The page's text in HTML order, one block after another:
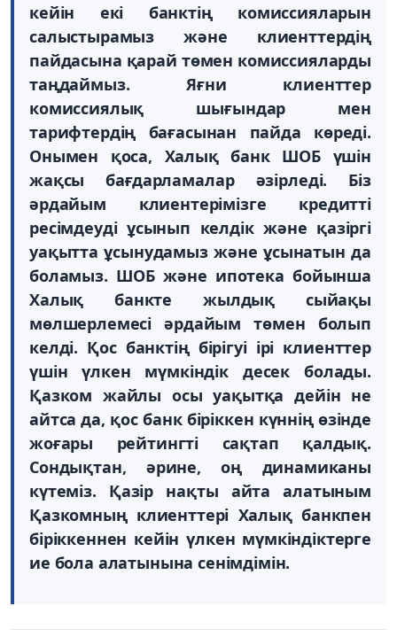
кейін екі банктің комиссияларын
салыстырамыз және клиенттердің
пайдасына қарай төмен комиссияларды
таңдаймыз. Яғни клиенттер
комиссиялық шығындар мен
тарифтердің бағасынан пайда көреді.
Онымен қоса, Халық банк ШОБ үшін
жақсы бағдарламалар әзірледі. Біз
әрдайым клиентерімізге кредитті
ресімдеуді ұсынып келдік және қазіргі
уақытта ұсынудамыз және ұсынатын да
боламыз. ШОБ және ипотека бойынша
Халық банкте жылдық сыйақы
мөлшерлемесі әрдайым төмен болып
келді. Қос банктің бірігуі ірі клиенттер
үшін үлкен мүмкіндік десек болады.
Қазком жайлы осы уақытқа дейін не
айтса да, қос банк біріккен күннің өзінде
жоғары рейтингті сақтап қалдық.
Сондықтан, әрине, оң динамиканы
күтеміз. Қазір нақты айта алатыным
Қазкомның клиенттері Халық банкпен
біріккеннен кейін үлкен мүмкіндіктерге
ие бола алатынына сенімдімін.